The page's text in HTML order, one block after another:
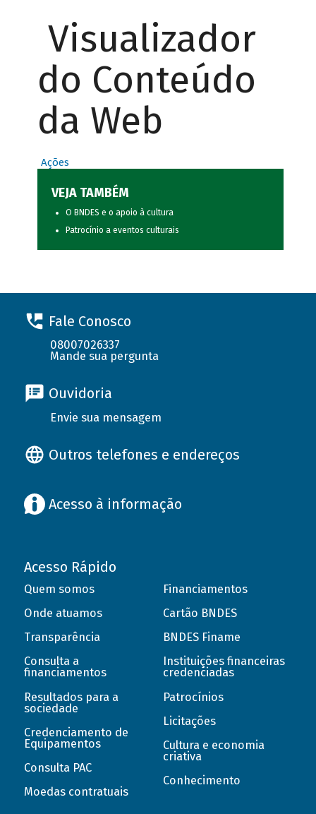
Visualizador
do Conteúdo
da Web
Ações
VEJA TAMBÉM
O BNDES e o apoio à cultura
Patrocínio a eventos culturais
Fale Conosco
08007026337
Mande sua pergunta
Ouvidoria
Envie sua mensagem
Outros telefones e endereços
Acesso à informação
Acesso Rápido
Quem somos
Onde atuamos
Transparência
Consulta a
financiamentos
Resultados para a
sociedade
Credenciamento de
Equipamentos
Consulta PAC
Moedas contratuais
Financiamentos
Cartão BNDES
BNDES Finame
Instituições financeiras
credenciadas
Patrocínios
Licitações
Cultura e economia
criativa
Conhecimento